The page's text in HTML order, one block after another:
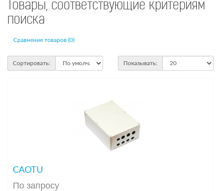
Товары, соответствующие критериям
поиска
Сравнение товаров (0)
Сортировать: Показывать:
CAOTU
По запросу